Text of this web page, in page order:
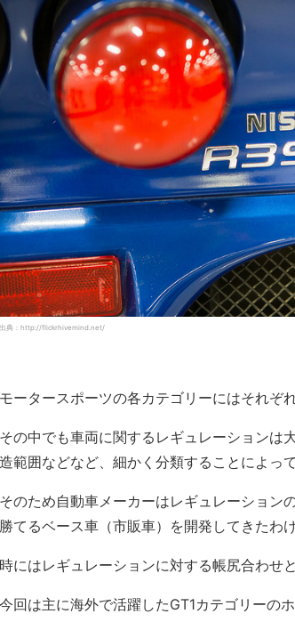
出典：http://flickrhivemind.net/
モータースポーツの各カテゴリーにはそれぞ
その中でも車両に関するレギュレーションは
造範囲などなど、細かく分類することによっ
そのため自動車メーカーはレギュレーション
勝てるベース車（市販車）を開発してきたわけ
時にはレギュレーションに対する帳尻合わせ
今回は主に海外で活躍したGT1カテゴリーの